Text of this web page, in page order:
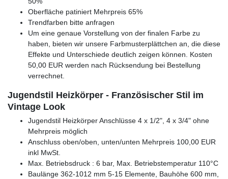
Oberfläche patiniert Mehrpreis 65%
Trendfarben bitte anfragen
Um eine genaue Vorstellung von der finalen Farbe zu
haben, bieten wir unsere Farbmusterplättchen an, die diese
Effekte und Unterschiede deutlich zeigen können. Kosten
50,00 EUR werden nach Rücksendung bei Bestellung
verrechnet.
Jugendstil Heizkörper - Französischer Stil im
Vintage Look
Jugendstil Heizkörper Anschlüsse 4 x 1/2", 4 x 3/4" ohne
Mehrpreis möglich
Anschluss oben/oben, unten/unten Mehrpreis 100,00 EUR
inkl MwSt.
Max. Betriebsdruck : 6 bar, Max. Betriebstemperatur 110°C
Baulänge 362-1012 mm 5-15 Elemente, Bauhöhe 600 mm,